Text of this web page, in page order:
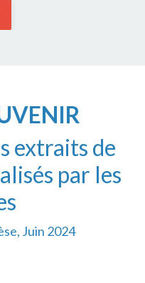
extraits de
par les
Juin 2024